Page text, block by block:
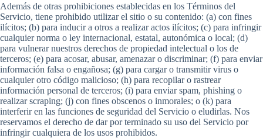
Además de otras prohibiciones establecidas en los Términos del
Servicio, tiene prohibido utilizar el sitio o su contenido: (a) con fines
ilícitos; (b) para inducir a otros a realizar actos ilícitos; (c) para infringir
cualquier norma o ley internacional, estatal, autonómica o local; (d)
para vulnerar nuestros derechos de propiedad intelectual o los de
terceros; (e) para acosar, abusar, amenazar o discriminar; (f) para enviar
información falsa o engañosa; (g) para cargar o transmitir virus o
cualquier otro código malicioso; (h) para recopilar o rastrear
información personal de terceros; (i) para enviar spam, phishing o
realizar scraping; (j) con fines obscenos o inmorales; o (k) para
interferir en las funciones de seguridad del Servicio o eludirlas. Nos
reservamos el derecho de dar por terminado su uso del Servicio por
infringir cualquiera de los usos prohibidos.